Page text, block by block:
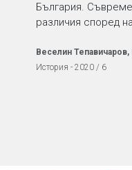
България.
различия според
Веселин
История - 2020 / 6